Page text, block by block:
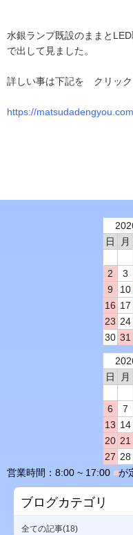
水銀ランプ既設のままと
で出して見ました。
詳しい事は下記を クリッ
https://
日
月
2
3
9
10
16 17
23 24
30 31
日
月
6
7
13 14
20 21
27 28
営業時間：8:00 ~ 17:00 ■が
ブログカテゴリ
全ての記事(18)